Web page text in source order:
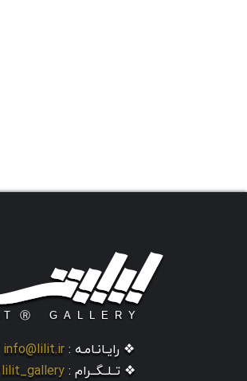
❖ رایـانـامـه : info@lilit.ir
❖ تــلــگــرام : lilit_gallery